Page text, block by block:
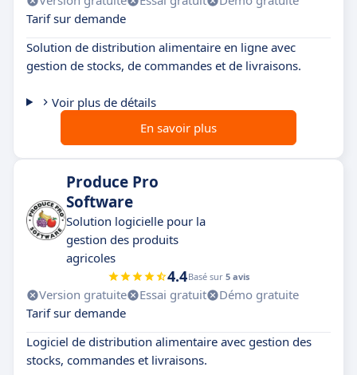
Tarif sur demande
Solution de distribution alimentaire en ligne avec
gestion de stocks, de commandes et de livraisons.
Voir plus de détails
En savoir plus
Produce Pro
Software
Solution logicielle pour la
gestion des produits
agricoles
4.4Basé sur 5 avis
Version gratuite Essai gratuit
Démo gratuite
Tarif sur demande
Logiciel de distribution alimentaire avec gestion des
stocks, commandes et livraisons.